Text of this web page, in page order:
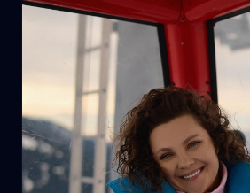
და ორთქლის საუნებს, ბავშვთა
info@ambassadori.com
595 014 866
✨ Get of our special 2+1 offer until
2 nights and enjoy the 3rd night as a
the mountains and experience pure
Goderdzi Resort, nestled in the
highland Adjara. ⠀ The room rate includes:
Accommodation for 2 guests in a
room, delicious breakfast, access to
pools, outdoor hot tubs, dry and